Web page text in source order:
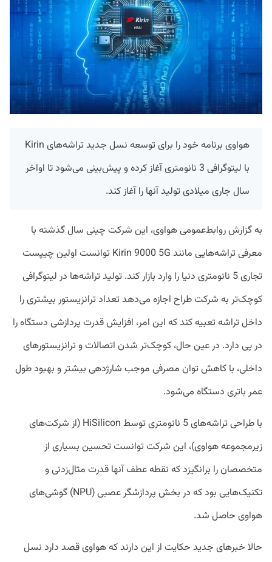
هواوی برنامه خود را برای توسعه نسل جدید تراشه‌های Kirin
با لیتوگرافی 3 نانومتری آغاز کرده و پیش‌بینی می‌شود تا اواخر
سال جاری میلادی تولید آنها را آغاز کند.
به گزارش روابط‌عمومی هواوی، این شرکت چینی سال گذشته با
معرفی تراشه‌هایی مانند Kirin 9000 5G توانست اولین چیپست
تجاری 5 نانومتری دنیا را وارد بازار کند. تولید تراشه‌ها در لیتوگرافی
کوچک‌تر به شرکت طراح اجازه می‌دهد تعداد ترانزیستور بیشتری را
داخل تراشه تعبیه کند که این امر، افزایش قدرت پردازشی دستگاه را
در پی دارد. در عین حال، کوچک‌تر شدن اتصالات و ترانزیستورهای
داخلی، با کاهش توان مصرفی موجب شارژدهی بیشتر و بهبود طول
عمر باتری دستگاه می‌شود.
با طراحی تراشه‌های 5 نانومتری توسط HiSilicon (از شرکت‌های
زیرمجموعه هواوی)، این شرکت توانست تحسین بسیاری از
متخصصان را برانگیزد که نقطه عطف آنها قدرت مثال‌زدنی و
تکنیک‌هایی بود که در بخش پردازشگر عصبی (NPU) گوشی‌های
هواوی حاصل شد.
حالا خبرهای جدید حکایت از این دارند که هواوی قصد دارد نسل